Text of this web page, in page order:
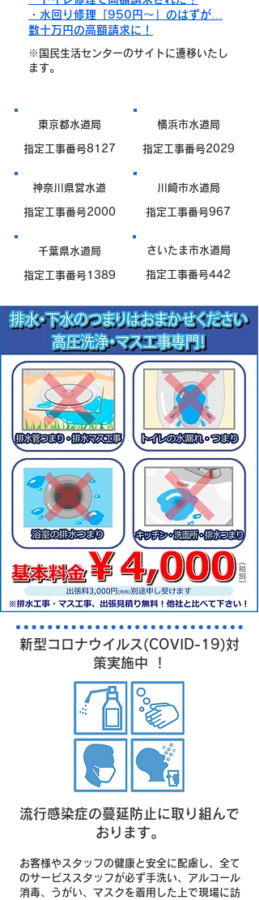
・水回り修理「950円～」のはずが…
数十万円の高額請求に！
※国民生活センターのサイトに遷移いたし
ます。
東京都水道局
指定工事番号8127
横浜市水道局
指定工事番号2029
神奈川県営水道
指定工事番号2000
川崎市水道局
指定工事番号967
千葉県水道局
指定工事番号1389
さいたま市水道局
指定工事番号442
新型コロナウイルス(COVID-19)対
策実施中 ！
流行感染症の蔓延防止に取り組んで
おります。
お客様やスタッフの健康と安全に配慮し、全て
のサービススタッフが必ず手洗い、アルコール
消毒、うがい、マスクを着用した上で現場に訪